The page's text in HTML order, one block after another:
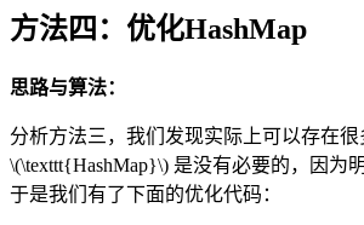
方法四：优化HashMap
思路与算法：
分析方法三，我们发现实际上可以存在
\(\texttt{HashMap}\) 是没有必要的，因为
于是我们有了下面的优化代码：